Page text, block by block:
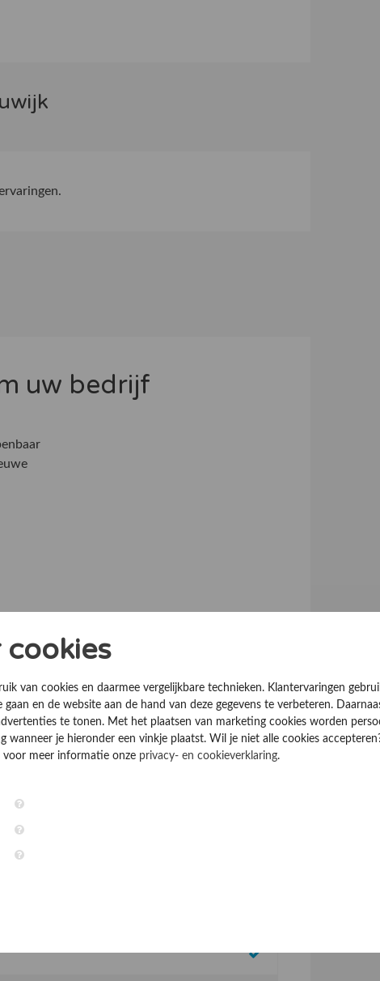
uw bedrijf
van cookies en daarmee vergelijkbare technieken. Klantervaringen
en de website aan de hand van deze gegevens te verbeteren.
te tonen. Met het plaatsen van marketing cookies worden
wanneer je hieronder een vinkje plaatst. Wil je niet alle cookies
voor meer informatie onze privacy- en cookieverklaring.